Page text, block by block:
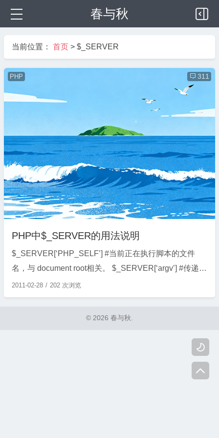
春与秋


当前位置： 首页 > $_SERVER
PHP  311
PHP中$_SERVER的用法说明
$_SERVER[‘PHP_SELF’] #当前正在执行脚本的文件
名，与 document root相关。 $_SERVER[‘argv’] #传递给
该脚本的参数。 $_SERVER[‘argc’] #包含传递给程序的
命令行参数的个数（如果运行在命令行模式）。 $_SER
2011-02-28 202 次浏览
© 2026 春与秋.